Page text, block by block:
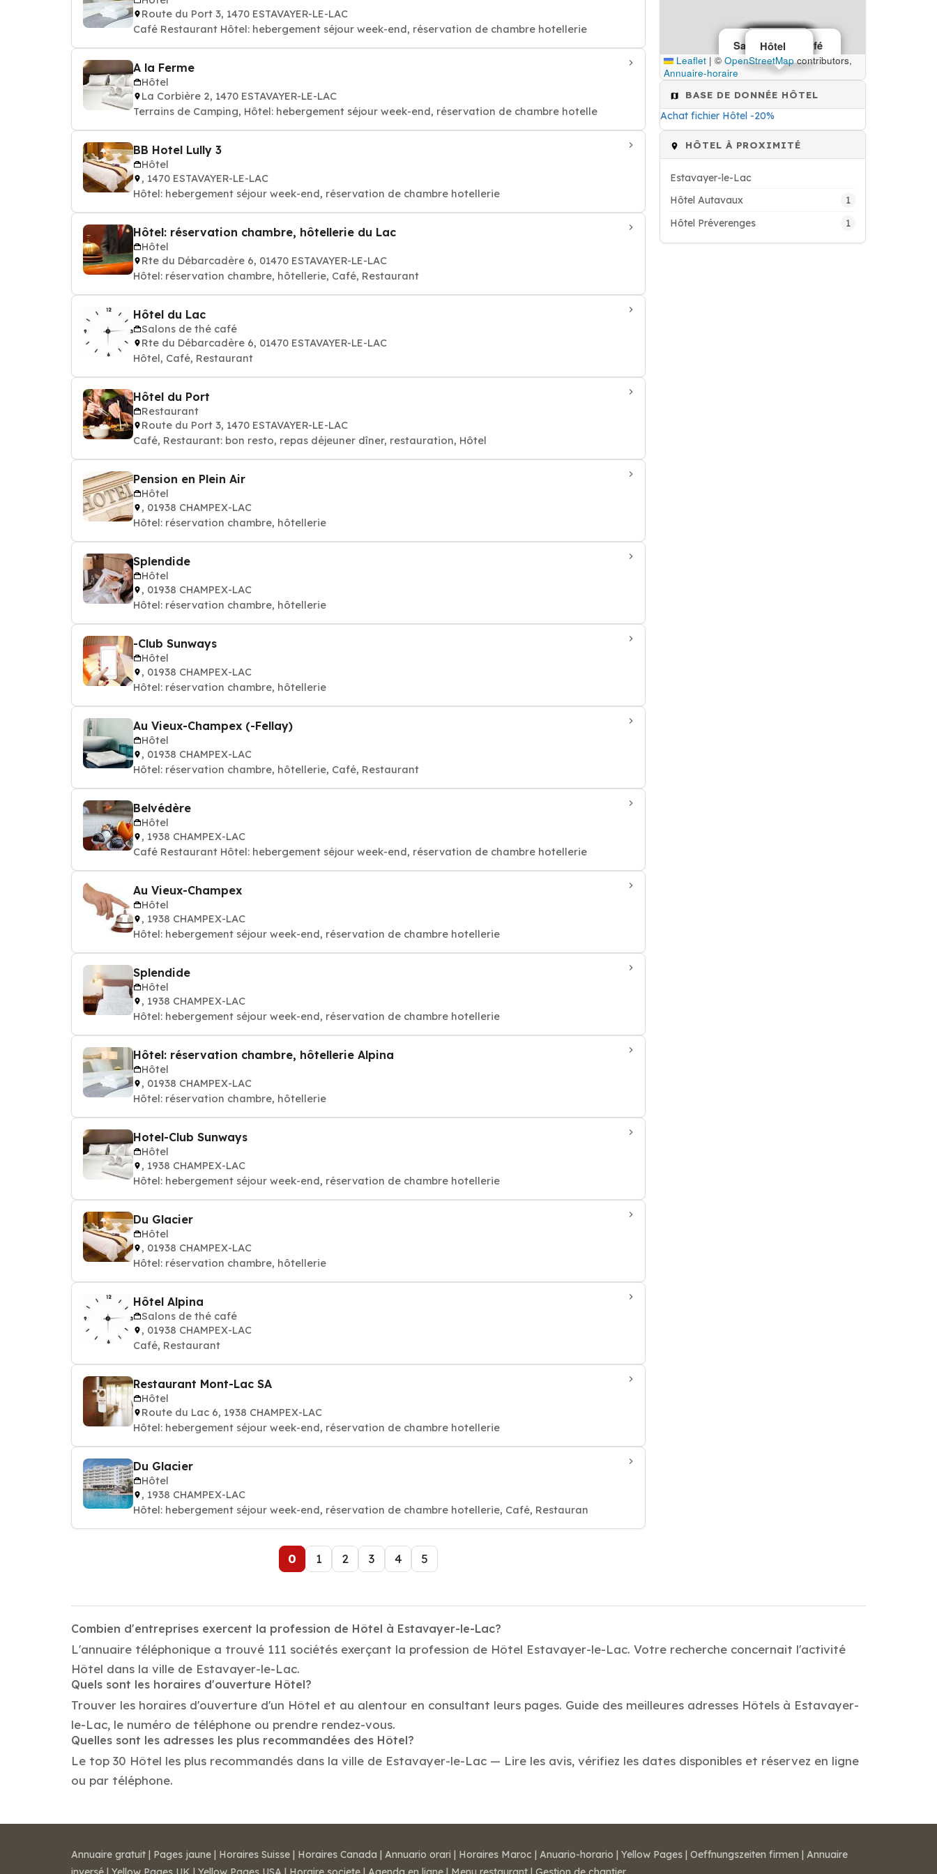
Route du Port 3, 1470 ESTAVAYER-LE-LAC
Café Restaurant Hôtel: hebergement séjour week-end, réservation de chambre hotellerie
A la Ferme
Hôtel
La Corbière 2, 1470 ESTAVAYER-LE-LAC
Terrains de Camping, Hôtel: hebergement séjour week-end, réservation de chambre hotelle
BB Hotel Lully 3
Hôtel
, 1470 ESTAVAYER-LE-LAC
Hôtel: hebergement séjour week-end, réservation de chambre hotellerie
Hôtel: réservation chambre, hôtellerie du Lac
Hôtel
Rte du Débarcadère 6, 01470 ESTAVAYER-LE-LAC
Hôtel: réservation chambre, hôtellerie, Café, Restaurant
Hôtel du Lac
Salons de thé café
Rte du Débarcadère 6, 01470 ESTAVAYER-LE-LAC
Hôtel, Café, Restaurant
Hôtel du Port
Restaurant
Route du Port 3, 1470 ESTAVAYER-LE-LAC
Café, Restaurant: bon resto, repas déjeuner dîner, restauration, Hôtel
Pension en Plein Air
Hôtel
, 01938 CHAMPEX-LAC
Hôtel: réservation chambre, hôtellerie
Splendide
Hôtel
, 01938 CHAMPEX-LAC
Hôtel: réservation chambre, hôtellerie
-Club Sunways
Hôtel
, 01938 CHAMPEX-LAC
Hôtel: réservation chambre, hôtellerie
Au Vieux-Champex (-Fellay)
Hôtel
, 01938 CHAMPEX-LAC
Hôtel: réservation chambre, hôtellerie, Café, Restaurant
Belvédère
Hôtel
, 1938 CHAMPEX-LAC
Café Restaurant Hôtel: hebergement séjour week-end, réservation de chambre hotellerie
Au Vieux-Champex
Hôtel
, 1938 CHAMPEX-LAC
Hôtel: hebergement séjour week-end, réservation de chambre hotellerie
Splendide
Hôtel
, 1938 CHAMPEX-LAC
Hôtel: hebergement séjour week-end, réservation de chambre hotellerie
Hôtel: réservation chambre, hôtellerie Alpina
Hôtel
, 01938 CHAMPEX-LAC
Hôtel: réservation chambre, hôtellerie
Hotel-Club Sunways
Hôtel
, 1938 CHAMPEX-LAC
Hôtel: hebergement séjour week-end, réservation de chambre hotellerie
Du Glacier
Hôtel
, 01938 CHAMPEX-LAC
Hôtel: réservation chambre, hôtellerie
Hôtel Alpina
Salons de thé café
, 01938 CHAMPEX-LAC
Café, Restaurant
Restaurant Mont-Lac SA
Hôtel
Route du Lac 6, 1938 CHAMPEX-LAC
Hôtel: hebergement séjour week-end, réservation de chambre hotellerie
Du Glacier
Hôtel
, 1938 CHAMPEX-LAC
Hôtel: hebergement séjour week-end, réservation de chambre hotellerie, Café, Restauran
0 1 2 3 4 5
Hôtel
Hôtel
Hôtel
Hôtel
Hôtel
Hôtel
Hôtel
Hôtel
Hôtel
Hôtel
Salons de thé café
Hôtel
Hôtel
Leaflet | © OpenStreetMapcontributors,
Annuaire-horaire
BASE DE DONNÉE HÔTEL
Achat fichier Hôtel -20%
HÔTEL À PROXIMITÉ
Estavayer-le-Lac
Hôtel Autavaux
1
Hôtel Préverenges 1
Combien d'entreprises exercent la profession de Hôtel à Estavayer-le-Lac?
L'annuaire téléphonique a trouvé 111 sociétés exerçant la profession de Hôtel Estavayer-le-Lac. Votre recherche concernait l'activité
Hôtel dans la ville de Estavayer-le-Lac.
Quels sont les horaires d'ouverture Hôtel?
Trouver les horaires d'ouverture d'un Hôtel et au alentour en consultant leurs pages. Guide des meilleures adresses Hôtels à Estavayer-
le-Lac, le numéro de téléphone ou prendre rendez-vous.
Quelles sont les adresses les plus recommandées des Hôtel?
Le top 30 Hôtel les plus recommandés dans la ville de Estavayer-le-Lac — Lire les avis, vérifiez les dates disponibles et réservez en ligne
ou par téléphone.
Annuaire gratuit | Pages jaune | Horaires Suisse | Horaires Canada | Annuario orari | Horaires Maroc | Anuario-horario | Yellow Pages | Oeffnungszeiten firmen | Annuaire